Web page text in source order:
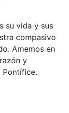
su vida y sus
compasivo
Amemos en
y
Pontífice.